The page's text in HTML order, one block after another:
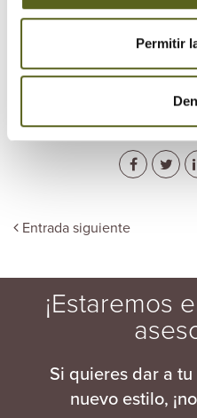
Permitir
lugo madera
Entrada siguiente
¡Estaremos
Si quieres dar a
nuevo estilo,